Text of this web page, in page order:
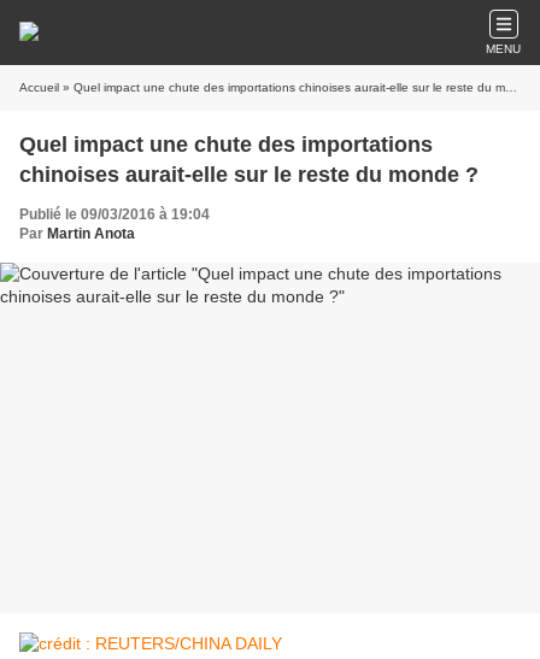
MENU
Accueil » Quel impact une chute des importations chinoises aurait-elle sur le reste du monde ?
Quel impact une chute des importations
chinoises aurait-elle sur le reste du monde ?
Publié le 09/03/2016 à 19:04
Par Martin Anota